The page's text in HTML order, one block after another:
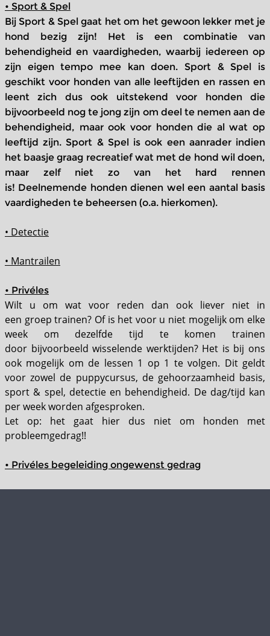
• Sport & Spel
Bij Sport & Spel gaat het om het gewoon lekker met je
hond bezig zijn! Het is een combinatie van
behendigheid en vaardigheden, waarbij iedereen op
zijn eigen tempo mee kan doen. Sport & Spel is
geschikt voor honden van alle leeftijden en rassen en
leent zich dus ook uitstekend voor honden die
bijvoorbeeld nog te jong zijn om deel te nemen aan de
behendigheid, maar ook voor honden die al wat op
leeftijd zijn. Sport & Spel is ook een aanrader indien
het baasje graag recreatief wat met de hond wil doen,
maar zelf niet zo van het hard rennen
is! Deelnemende honden dienen wel een aantal basis
vaardigheden te beheersen (o.a. hierkomen).
• Detectie
• Mantrailen
• Privéles
Wilt u om wat voor reden dan ook liever niet in
een groep trainen? Of is het voor u niet mogelijk om elke
week om dezelfde tijd te komen trainen
door bijvoorbeeld wisselende werktijden? Het is bij ons
ook mogelijk om de lessen 1 op 1 te volgen. Dit geldt
voor zowel de puppycursus, de gehoorzaamheid basis,
sport & spel, detectie en behendigheid. De dag/tijd kan
per week worden afgesproken.
Let op: het gaat hier dus niet om honden met
probleemgedrag!!
• Privéles begeleiding ongewenst gedrag